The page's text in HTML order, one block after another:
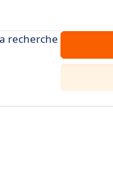
recherche